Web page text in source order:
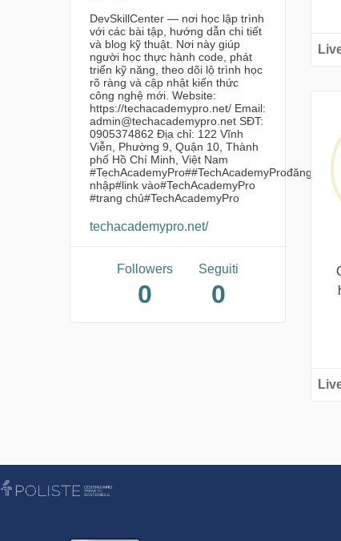
Segnala un problema
DevSkillCenter — nơi học lập trình
với các bài tập, hướng dẫn chi tiết
và blog kỹ thuật. Nơi này giúp
người học thực hành code, phát
triển kỹ năng, theo dõi lộ trình học
rõ ràng và cập nhật kiến thức
công nghệ mới. Website:
https://techacademypro.net/ Email:
admin@techacademypro.net SĐT:
0905374862 Địa chỉ: 122 Vĩnh
Viễn, Phường 9, Quận 10, Thành
phố Hồ Chí Minh, Việt Nam
#TechAcademyPro##TechAcademyProđăng
nhập#link vào#TechAcademyPro
#trang chủ#TechAcademyPro
techacademypro.net/
Followers
0
Seguiti
0